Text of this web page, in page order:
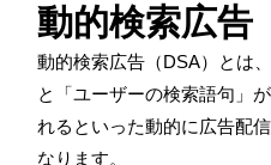
動的検索広告
動的検索広告（DSA）とは
と「ユーザーの検索語句」
れるといった動的に広告配
なります。